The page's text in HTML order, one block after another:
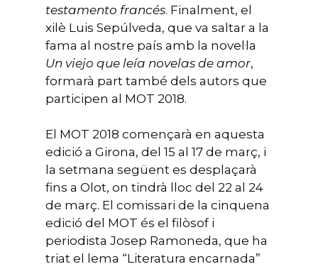
testamento francés. Finalment, el
xilè Luis Sepúlveda, que va saltar a la
fama al nostre país amb la novel·la
Un viejo que leía novelas de amor,
formarà part també dels autors que
participen al MOT 2018.
El MOT 2018 començarà en aquesta
edició a Girona, del 15 al 17 de març, i
la setmana següent es desplaçarà
fins a Olot, on tindrà lloc del 22 al 24
de març. El comissari de la cinquena
edició del MOT és el filòsof i
periodista Josep Ramoneda, que ha
triat el lema “Literatura encarnada”